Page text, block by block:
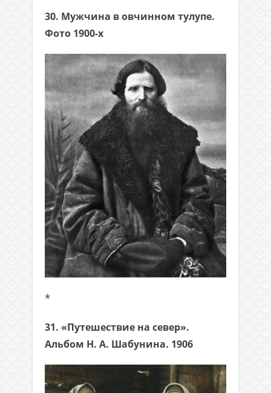
30. Мужчина в овчинном тулупе.
Фото 1900-х
*
31. «Путешествие на север».
Альбом Н. А. Шабунина. 1906